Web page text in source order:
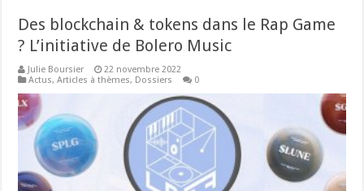
Des blockchain & tokens dans le Rap Game
? L’initiative de Bolero Music
Julie Boursier
22 novembre 2022
Actus,Articles à thèmes, Dossiers 0